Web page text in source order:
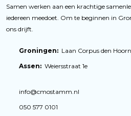
Samen werken aan een krachtige
iedereen meedoet. Om te beginnen in
ons drijft.
Groningen: Laan Corpus den
Assen: Weiersstraat 1e
info@cmostamm.nl
050 577 0101